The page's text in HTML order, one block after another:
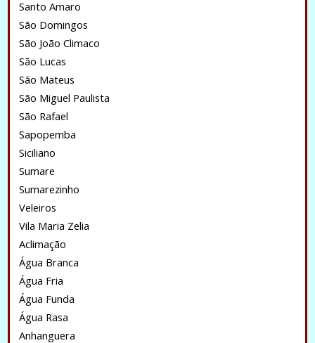
Santo Amaro
São Domingos
São João Climaco
São Lucas
São Mateus
São Miguel Paulista
São Rafael
Sapopemba
Siciliano
Sumare
Sumarezinho
Veleiros
Vila Maria Zelia
Aclimação
Água Branca
Água Fria
Água Funda
Água Rasa
Anhanguera